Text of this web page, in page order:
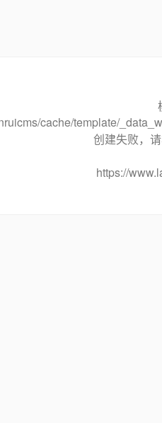
cache/template/
创建失败，
https://